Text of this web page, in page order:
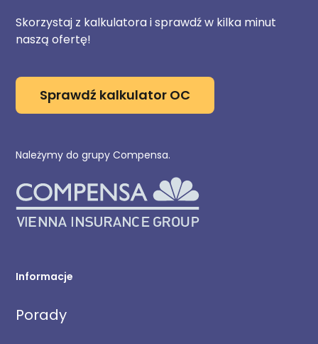
Skorzystaj z kalkulatora i sprawdź w kilka minut
naszą ofertę!
Sprawdź kalkulator OC
Należymy do grupy Compensa.
Informacje
Porady